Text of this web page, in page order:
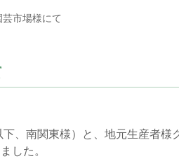
市場様にて
、南関東様）と、地元生産者様
した。